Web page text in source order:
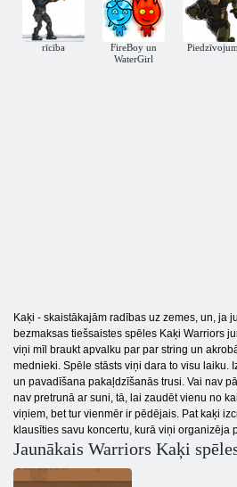
rīcība
FireBoy un
WaterGirl
Kaķi - skaistākajām radības uz zemes, un, ja
bezmaksas tiešsaistes spēles Kaķi Warriors
viņi mīl braukt apvalku par par string un
mednieki. Spēle stāsts viņi dara to visu laiku.
un pavadīšana pakaļdzīšanās trusi. Vai nav
nav pretrunā ar suni, tā, lai zaudēt vienu no
viņiem, bet tur vienmēr ir pēdējais. Pat kaķi
klausīties savu koncertu, kurā viņi organizēja
Jaunākais Warriors Kaķi